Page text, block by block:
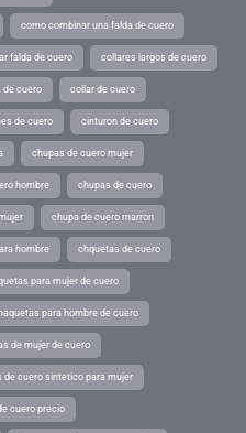
como combinar una falda de cuero
falda de cuero collares largos de cuero
de cuero collar de cuero
de cuero cinturon de cuero
chupas de cuero mujer
hombre chupas de cuero
chupa de cuero marron
hombre chquetas de cuero
para mujer de cuero
para hombre de cuero
de mujer de cuero
de cuero sintetico para mujer
cuero precio